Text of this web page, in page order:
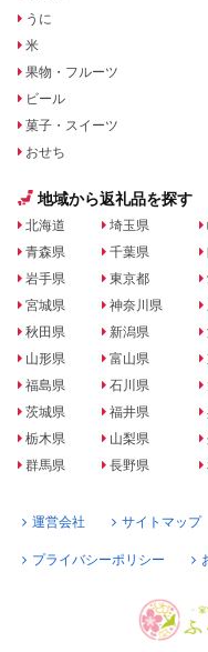
うに
米
果物・フルーツ
ビール
菓子・スイーツ
おせち
地域から返礼品を探す
北海道
青森県
岩手県
宮城県
秋田県
山形県
福島県
茨城県
栃木県
群馬県
埼玉県
千葉県
東京都
神奈川県
新潟県
富山県
石川県
福井県
山梨県
長野県
運営会社 サイトマップ
プライバシーポリシー